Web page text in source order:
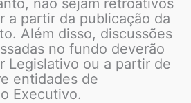
não sejam retroativos
a partir da publicação da
Além disso, discussões
no fundo deverão
Legislativo ou a partir de
entidades de
Executivo.